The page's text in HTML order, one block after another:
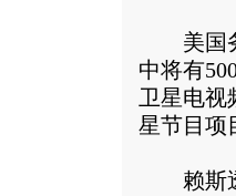
美国务
中将有
卫星电
星节目项
赖斯透